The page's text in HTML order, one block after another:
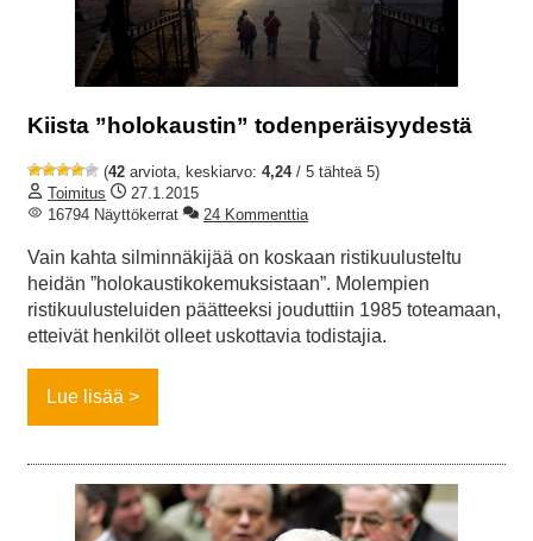
Kiista ”holokaustin” todenperäisyydestä
(42 arviota, keskiarvo: 4,24/ 5 tähteä 5)
Toimitus
27.1.2015
16794 Näyttökerrat
24 Kommenttia
Vain kahta silminnäkijää on koskaan ristikuulusteltu
heidän ”holokaustikokemuksistaan”. Molempien
ristikuulusteluiden päätteeksi jouduttiin 1985 toteamaan,
etteivät henkilöt olleet uskottavia todistajia.
Lue lisää